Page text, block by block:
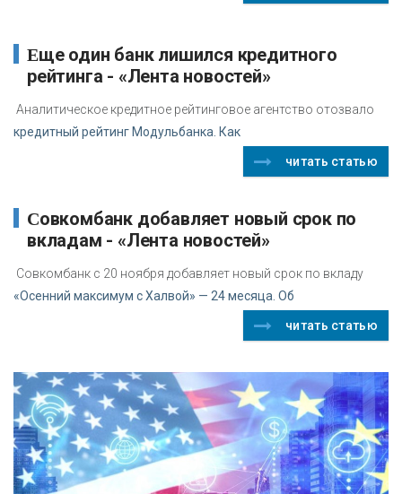
Еще один банк лишился кредитного
рейтинга - «Лента новостей»
Аналитическое кредитное рейтинговое агентство отозвало
кредитный рейтинг Модульбанка. Как
читать статью
Совкомбанк добавляет новый срок по
вкладам - «Лента новостей»
Совкомбанк с 20 ноября добавляет новый срок по вкладу
«Осенний максимум с Халвой» — 24 месяца. Об
читать статью